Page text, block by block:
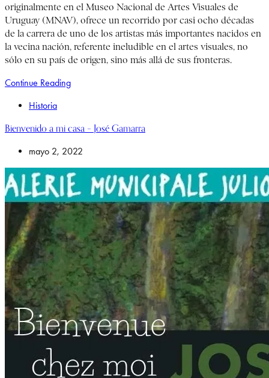
originalmente en el Museo Nacional de Artes Visuales de
Uruguay (MNAV), ofrece un recorrido por casi ocho décadas
de la carrera de uno de los artistas más importantes nacidos en
la vecina nación, referente ineludible en el artes visuales, no
sólo en su país de origen, sino más allá de sus fronteras.
Continue Reading
Historia
Bienvenido a mi casa – José Gamarra
mayo 2, 2022